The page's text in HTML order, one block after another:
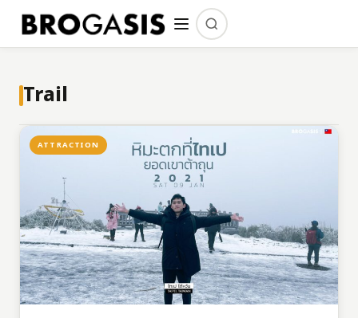
Trail
ATTRACTION